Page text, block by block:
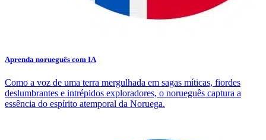
Aprenda norueguês com IA
Como a voz de uma terra mergulhada em sagas míticas, fiordes
deslumbrantes e intrépidos exploradores, o norueguês captura a
essência do espírito atemporal da Noruega.